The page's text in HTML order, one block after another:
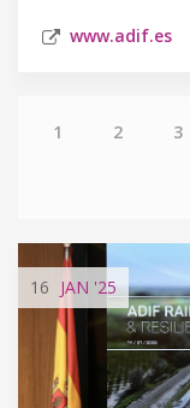
www.adif.es
1 2 3
16 JAN '25